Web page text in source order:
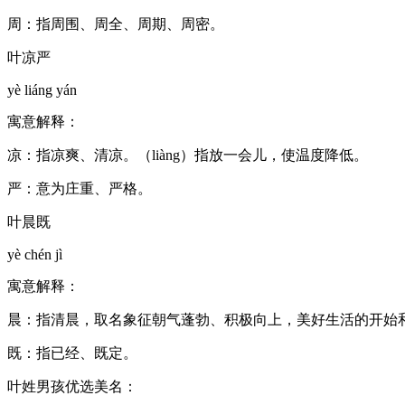
周：指周围、周全、周期、周密。
叶凉严
yè liáng yán
寓意解释：
凉：指凉爽、清凉。（liàng）指放一会儿，使温度降低。
严：意为庄重、严格。
叶晨既
yè chén jì
寓意解释：
晨：指清晨，取名象征朝气蓬勃、积极向上，美好生活的开始
既：指已经、既定。
叶姓男孩优选美名：